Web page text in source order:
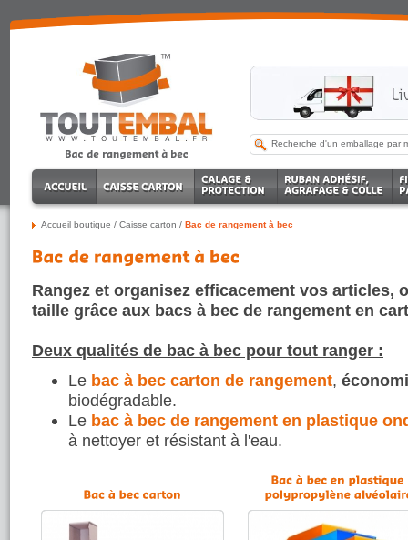
Accueil boutique / Caisse carton / Bac de rangement à bec
Rangez et organisez efficacement vos articles,
taille grâce aux bacs à bec de rangement en
Deux qualités de bac à bec pour tout ranger :
Le bac à bec carton de rangement,
biodégradable.
Le bac à bec de rangement en plastique
à nettoyer et résistant à l'eau.